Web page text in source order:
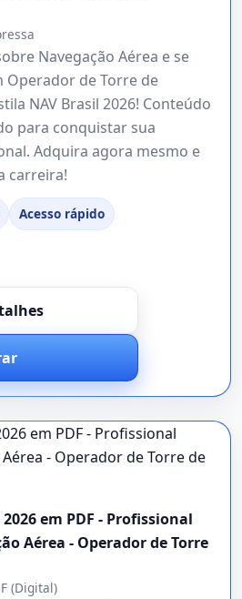
Navegação Aérea e se
Operador de Torre de
NAV Brasil 2026! Conteúdo
para conquistar sua
Adquira agora mesmo e
carreira!
Acesso rápido
em PDF - Profissional
Aérea - Operador de Torre
(Digital)